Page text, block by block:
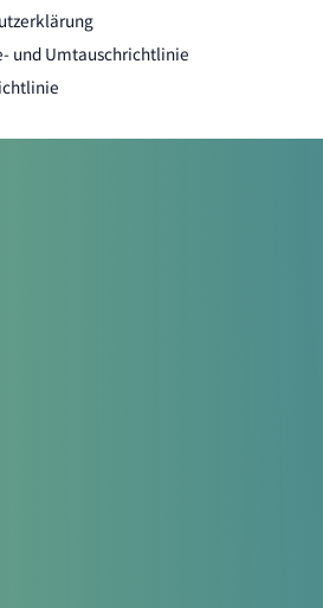
und Umtauschrichtlinie